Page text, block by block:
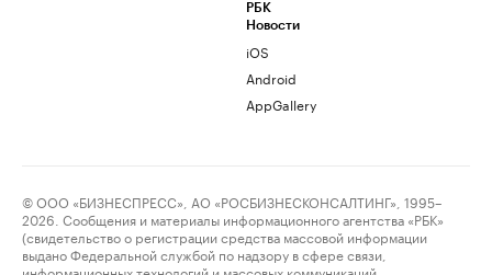
РБК
Новости
iOS
Android
AppGallery
© ООО «БИЗНЕСПРЕСС», АО «РОСБИЗНЕСКОНСАЛТИНГ», 1995–
2026. Сообщения и материалы информационного агентства «РБК»
(свидетельство о регистрации средства массовой информации
выдано Федеральной службой по надзору в сфере связи,